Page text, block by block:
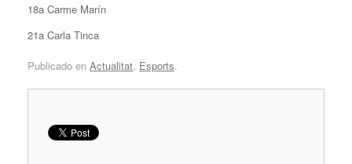
18a Carme Marín
21a Carla Tinca
Publicado en Actualitat, Esports.